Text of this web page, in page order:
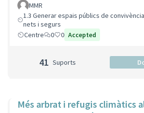
MMR
1.3 Generar espais públics de
nets i segurs
Centre
0 0 Accepted
41 Suports
Més arbrat i refugis climàtics